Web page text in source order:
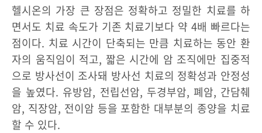
헬시온의 가장 큰 장점은 정확하고 정밀한 치료를 하
면서도 치료 속도가 기존 치료기보다 약 4배 빠르다는
점이다. 치료 시간이 단축되는 만큼 치료하는 동안 환
자의 움직임이 적고, 짧은 시간에 암 조직에만 집중적
으로 방사선이 조사돼 방사선 치료의 정확성과 안정성
을 높였다. 유방암, 전립선암, 두경부암, 폐암, 간담췌
암, 직장암, 전이암 등을 포함한 대부분의 종양을 치료
할 수 있다.